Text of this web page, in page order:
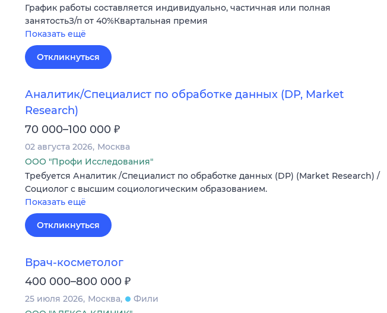
График работы составляется индивидуально, частичная или полная
занятостьЗ/п от 40%Квартальная премия
Показать ещё
Откликнуться
Аналитик/Специалист по обработке данных (DP, Market
Research)
70 000–100 000 ₽
02 августа 2026 Москва
ООО "Профи Исследования"
Требуется Аналитик /Специалист по обработке данных (DP) (Market Research) /
Социолог с высшим социологическим образованием.
Показать ещё
Откликнуться
Врач-косметолог
400 000–800 000 ₽
25 июля 2026 Москва
Фили